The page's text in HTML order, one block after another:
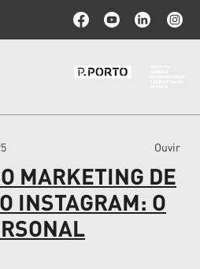
Ouvir
MARKETING DE
INSTAGRAM: O